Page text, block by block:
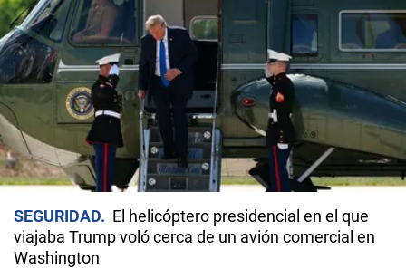
SEGURIDAD
El helicóptero presidencial en el que
viajaba Trump voló cerca de un avión comercial en
Washington